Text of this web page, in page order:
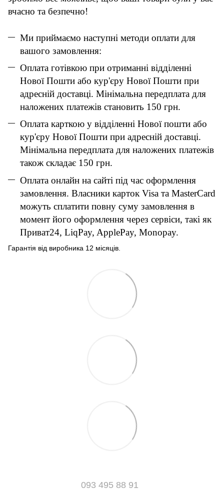
вчасно та безпечно!
Ми приймаємо наступні методи оплати для
вашого замовлення:
Оплата готівкою при отриманні відділенні
Нової Пошти або кур'єру Нової Пошти при
адресній доставці. Мінімальна передплата для
наложених платежів становить 150 грн.
Оплата карткою у відділенні Нової пошти або
кур'єру Нової Пошти при адресній доставці.
Мінімальна передплата для наложених платежів
також складає 150 грн.
Оплата онлайн на сайті під час оформлення
замовлення. Власники карток Visa та MasterCard
можуть сплатити повну суму замовлення в
момент його оформлення через сервіси, такі як
Приват24, LiqPay, ApplePay, Monopay.
Гарантія від виробника 12 місяців.
093 495 88 91